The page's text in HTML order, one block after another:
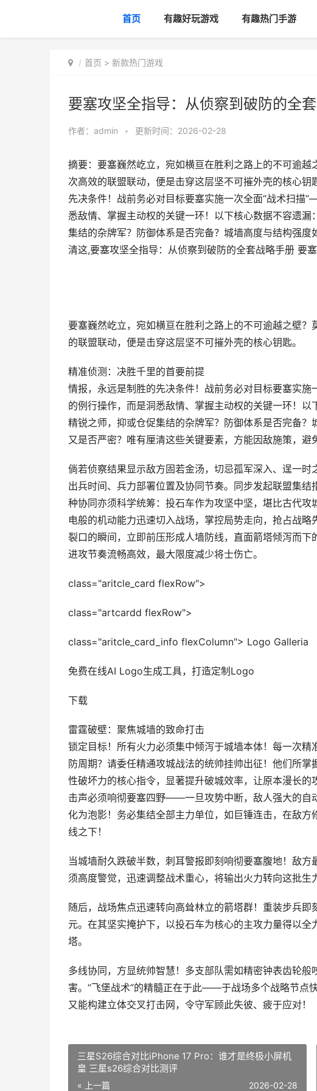
首页 有趣好玩游戏 有趣热门手游
首页 > 新款热门游戏
要塞攻坚全指导：从侦察到破防的全
作者： admin • 更新时间：2026-02-28
摘要：要塞巍然屹立，宛如横亘在胜利之路上的不可逾
次高效的联盟联动，便是击穿这层坚不可摧外壳的核心
先决条件！战前务必对目标要塞实施一次全面“战术扫
悉敌情、掌握主动权的关键一环！以下核心数据不容遗
集结的杂牌军？防御体系是否完备？城墙高度与结构强
清这,要塞攻坚全指导：从侦察到破防的全套战略手册 要
要塞巍然屹立，宛如横亘在胜利之路上的不可逾越之壁
的联盟联动，便是击穿这层坚不可摧外壳的核心钥匙。
精准侦测：决胜千里的首要前提
情报，永远是制胜的先决条件！战前务必对目标要塞实
的例行操作，而是洞悉敌情、掌握主动权的关键一环！
精锐之师，抑或仓促集结的杂牌军？防御体系是否完备
又是否严密？唯有厘清这些关键要素，方能因敌施策，避
倘若侦察结果显示敌方固若金汤，切忌孤军深入、逞一
出兵时间、兵力部署位置及协同节奏。同步发起联盟集
种协同亦须科学统筹：投石车作为攻坚中坚，堪比古代
电般的机动能力迅速切入战场，掌控局势走向，抢占战
裂口的瞬间，立即前压形成人墙防线，直面箭塔倾泻而
进攻节奏流畅高效，最大限度减少将士伤亡。
class="aritcle_card flexRow">
class="artcardd flexRow">
class="aritcle_card_info flexColumn"> Logo Galleria
免费在线AI Logo生成工具，打造定制Logo
下载
雷霆破壁：聚焦城墙的致命打击
锁定目标！所有火力必须集中倾泻于城墙本体！每一次
防周期？请委任精通攻城战法的统帅挂帅出征！他们所
性破坏力的核心指令，显著提升破城效率，让原本漫长
击声必须响彻要塞四野——一旦攻势中断，敌人强大的自
化为泡影！务必集结全部主力单位，如巨锤连击，在敌
线之下！
当城墙耐久跌破半数，刺耳警报即刻响彻要塞腹地！敌
须高度警觉，迅速调整战术重心，将输出火力转向这批生
随后，战场焦点迅速转向高耸林立的箭塔群！重装步兵
元。在其坚实掩护下，以投石车为核心的主攻力量得以
塔。
多线协同，方显统帅智慧！多支部队需如精密钟表齿轮
害。“飞堡战术”的精髓正在于此——于战场多个战略节点
又能构建立体交叉打击网，令守军顾此失彼、疲于应对！
三星S26综合对比iPhone 17 Pro：谁才是终极小屏机
皇 三星s26综合对比测评
« 上一篇 2026-02-28